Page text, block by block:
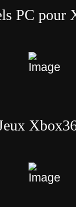
PC pour